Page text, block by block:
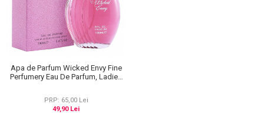
Scrub / Balsam de buze
Netestate pe Animale
Apa de Parfum Wicked Envy Fine
Perfumery Eau De Parfum, Ladies
PRP: 65,00 Lei
49,90 Lei